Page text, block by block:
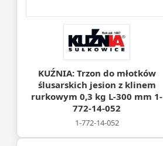
KUŹNIA: Trzon do młotków
ślusarskich jesion z klinem
rurkowym 0,3 kg L-300 mm 1-
772-14-052
1-772-14-052